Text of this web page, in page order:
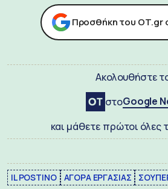
Προσθήκη του ΟΤ.gr
Ακολουθήστε
στοGoogle
και μάθετε πρώτοι όλες
IL POSTINO ΑΓΟΡΑ ΕΡΓΑΣΙΑΣ